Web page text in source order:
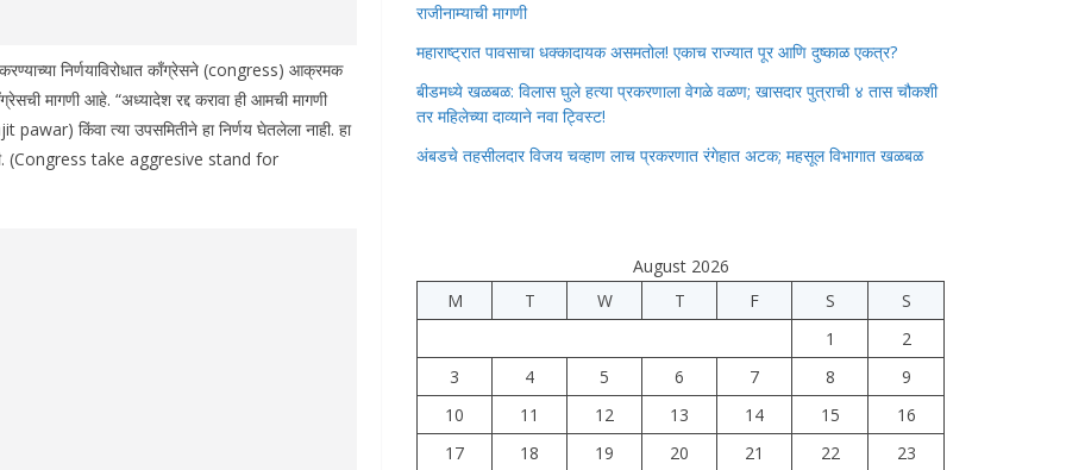
निर्णयाविरोधात काँग्रेसने (congress) आक्रमक
मागणी आहे. “अध्यादेश रद्द करावा ही आमची मागणी
किंवा त्या उपसमितीने हा निर्णय घेतलेला नाही. हा
केली. (Congress take aggresive stand for
राजीनाम्याची मागणी
महाराष्ट्रात पावसाचा धक्कादायक असमतोल! एकाच राज्यात पूर आणि दुष्काळ एकत्र?
बीडमध्ये खळबळ: विलास घुले हत्या प्रकरणाला वेगळे वळण; खासदार पुत्राची ४ तास चौकशी
तर महिलेच्या दाव्याने नवा ट्विस्ट!
अंबडचे तहसीलदार विजय चव्हाण लाच प्रकरणात रंगेहात अटक; महसूल विभागात खळबळ
August 2026
M
T W T F S
S
1
2
3
4 5 6 7 8
9
10
11 12 13 14 15
16
17
18 19 20 21 22
23